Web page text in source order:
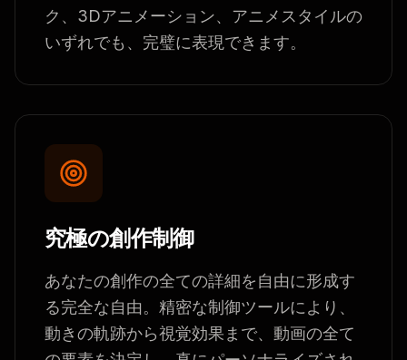
ク、3Dアニメーション、アニメスタイルの
いずれでも、完璧に表現できます。
究極の創作制御
あなたの創作の全ての詳細を自由に形成す
る完全な自由。精密な制御ツールにより、
動きの軌跡から視覚効果まで、動画の全て